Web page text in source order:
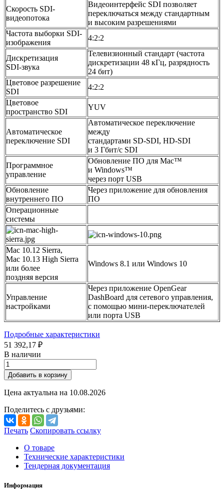
Скорость SDI-
видеопотока
Видеоинтерфейс SDI позволяет
переключаться между стандартным
и высоким разрешениями
Частота выборки SDI-
изображения
4:2:2
Дискретизация
SDI‑звука
Телевизионный стандарт (частота
дискретизации 48 кГц, разрядность
24 бит)
Цветовое разрешение
SDI
4:2:2
Цветовое
пространство SDI
YUV
Автоматическое
переключение SDI
Автоматическое переключение
между
стандартами SD-SDI, HD-SDI
и 3 Гбит/c SDI
Программное
управление
Обновление ПО для Mac™
и Windows™
через порт USB
Обновление
внутреннего ПО
Через приложение для обновления
ПО
Операционные
системы
Mac 10.12 Sierra,
Mac 10.13 High Sierra
или более
поздняя версия
Windows 8.1 или Windows 10
Управление
настройками
Через приложение OpenGear
DashBoard для сетевого управления,
с помощью мини-переключателей
или порта USB
Подробные характеристики
51 392,17 ₽
В наличии
Добавить в корзину
Цена актуальна на 10.08.2026
Поделитесь с друзьями:
Печать Скопировать ссылку
О товаре
Технические характеристики
Тендерная документация
Информация